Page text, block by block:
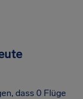
dass 0 Flüge